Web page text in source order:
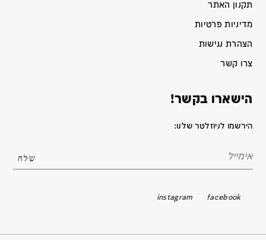
תקנון האתר
מדיניות פרטיות
הצהרת נגישות
צרו קשר
הישארו בקשר!
הירשמו לניוזלטר שלנו:
facebook
instagram